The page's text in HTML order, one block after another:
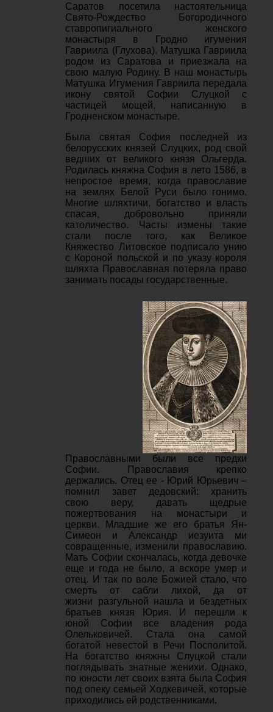
Саратов посетила настоятельница
Свято-Рождество Богородичного
ставропигиального женского
монастыря в Гродно игумения
Гавриила (Глухова). Матушка Гавриила
родом из Саратова и приезжала на
свою малую Родину. В наш монастырь
Матушка Игумения Гавриила передала
икону святой Софии Слуцкой с
частицей мощей, написанную в
Гродненском монастыре.
Была святая София последней из
белорусских князей Слуцких, род свой
ведших от великого князя Ольгерда.
Родилась княжна София в лето 1586, в
непростое время, когда православие
на землях Белой Руси было гонимо.
Многие шляхтичи, богатство и власть
спасая, добровольно приняли
католичество. Часты измены такие
стали после того, как Великое
Княжество Литовское подписало унию
с Короной польской и по указу короля
шляхта Православная потеряла право
занимать посады государственные.
Православными были все предки
Софии. Православия крепко
держались. Отец ее - Юрий Юрьевич –
помнил завет дедовский: хранить
свою веру, давать щедрые
пожертвования на монастыри и
церкви. Младшие же его братья Ян-
Симеон и Александр иезуита ми
совращенные, изменили православию.
Мать Софии скончалась, когда девочке
еще и года не было, а вскоре умер и
отец. И так по воле Божией стало, что
смерть от сабли лихой, да от
жизни разгульной нашла и бездетных
братьев князя Юрия. И перешли к
юной Софии все владения рода
Олельковичей. Стала она самой
богатой невестой в Речи Посполитой.
На богатство княжны Слуцкой стали
поглядывать знатные женихи. Однако,
по юности лет своих взята была София
под опеку семьей Ходкевичей, которые
приходились ей родственниками.